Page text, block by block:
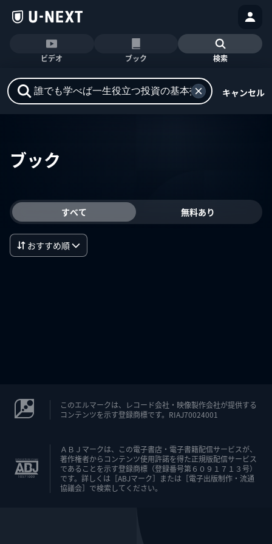
ビデオ ブック 検索
キャンセル
ブック
すべて 無料あり
おすすめ順
このエルマークは、レコード会社・映像製作会社が提供する
コンテンツを示す登録商標です。RIAJ70024001
ＡＢＪマークは、この電子書店・電子書籍配信サービスが、
著作権者からコンテンツ使用許諾を得た正規版配信サービス
であることを示す登録商標（登録番号第６０９１７１３号）
です。詳しくは［ABJマーク］または［電子出版制作・流通
協議会］で検索してください。